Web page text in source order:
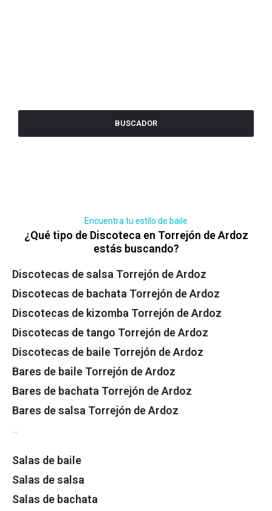
BUSCADOR
Encuentra tu estilo de baile
¿Qué tipo de Discoteca en Torrejón de Ardoz
estás buscando?
Discotecas de salsa Torrejón de Ardoz
Discotecas de bachata Torrejón de Ardoz
Discotecas de kizomba Torrejón de Ardoz
Discotecas de tango Torrejón de Ardoz
Discotecas de baile Torrejón de Ardoz
Bares de baile Torrejón de Ardoz
Bares de bachata Torrejón de Ardoz
Bares de salsa Torrejón de Ardoz
Salas de baile
Salas de salsa
Salas de bachata